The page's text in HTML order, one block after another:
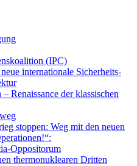
(IPC)
internationale Sicherheits-
Renaissance der klassischen
stoppen: Weg mit den neuen
Oppositorum
thermonuklearen Dritten